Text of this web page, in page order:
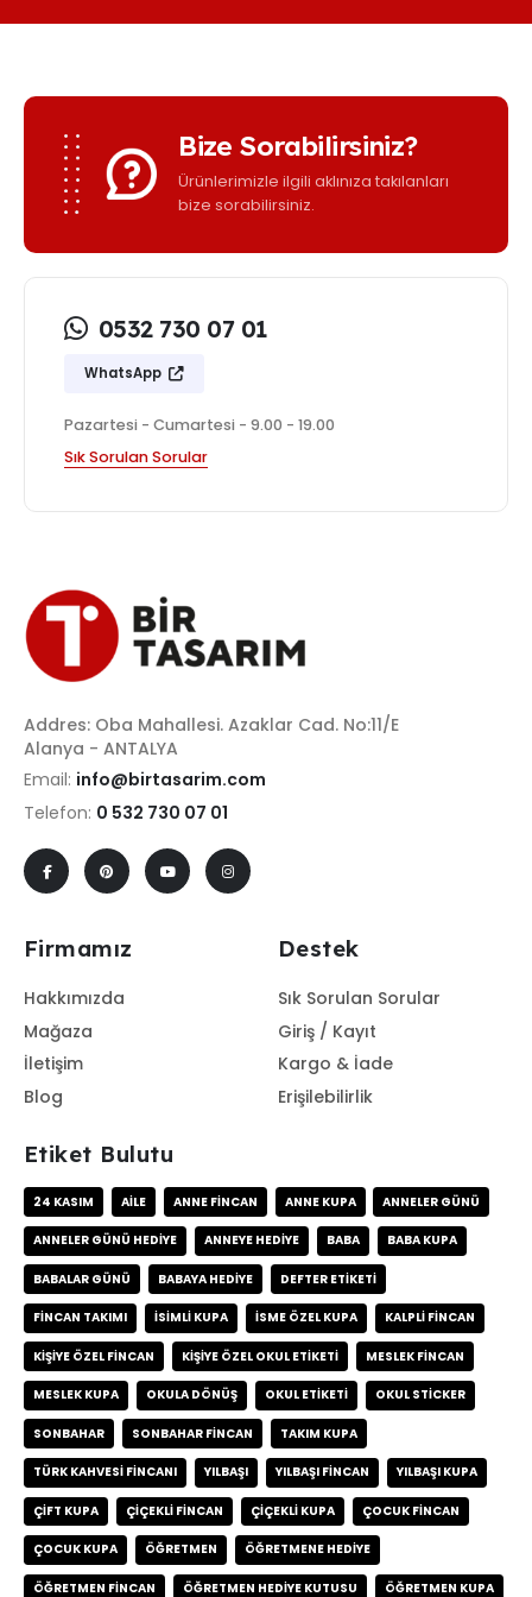
Bize Sorabilirsiniz?
Ürünlerimizle ilgili aklınıza takılanları
bize sorabilirsiniz.
0532 730 07 01
WhatsApp
Pazartesi - Cumartesi - 9.00 - 19.00
Sık Sorulan Sorular
Addres: Oba Mahallesi. Azaklar Cad. No:11/E
Alanya - ANTALYA
Email: info@birtasarim.com
Telefon: 0 532 730 07 01
Firmamız
Hakkımızda
Mağaza
İletişim
Blog
Destek
Sık Sorulan Sorular
Giriş / Kayıt
Kargo & İade
Erişilebilirlik
Etiket Bulutu
24 KASIM AILE ANNE FINCAN ANNE KUPA ANNELER GÜNÜ
ANNELER GÜNÜ HEDIYE ANNEYE HEDIYE BABA BABA KUPA
BABALAR GÜNÜ BABAYA HEDIYE DEFTER ETIKETI
FINCAN TAKIMI ISIMLI KUPA ISME ÖZEL KUPA KALPLI FINCAN
KIŞIYE ÖZEL FINCAN KIŞIYE ÖZEL OKUL ETIKETI MESLEK FINCAN
MESLEK KUPA OKULA DÖNÜŞ OKUL ETIKETI OKUL STICKER
SONBAHAR SONBAHAR FINCAN TAKIM KUPA
TÜRK KAHVESI FINCANI YILBAŞI YILBAŞI FINCAN YILBAŞI KUPA
ÇIFT KUPA ÇIÇEKLI FINCAN ÇIÇEKLI KUPA ÇOCUK FINCAN
ÇOCUK KUPA ÖĞRETMEN ÖĞRETMENE HEDIYE
ÖĞRETMEN FINCAN ÖĞRETMEN HEDIYE KUTUSU ÖĞRETMEN KUPA